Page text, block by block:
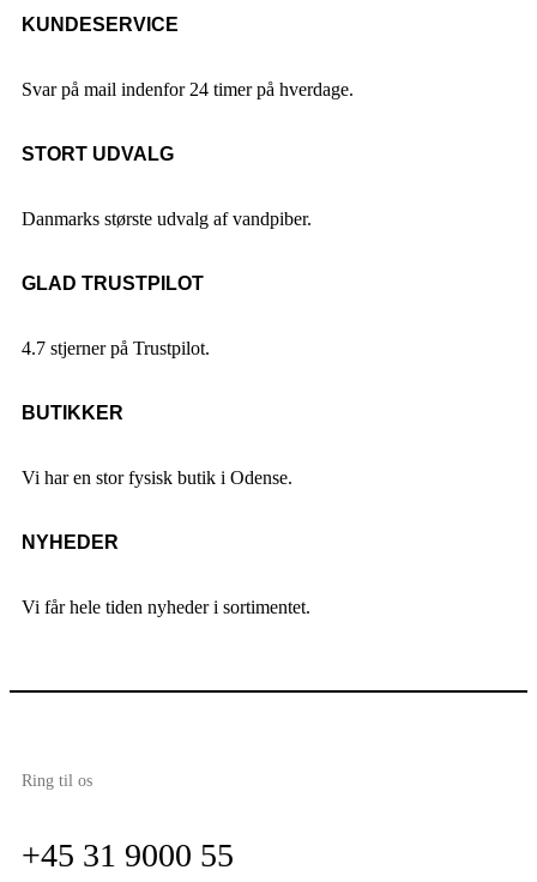
KUNDESERVICE
Svar på mail indenfor 24 timer på hverdage.
STORT UDVALG
Danmarks største udvalg af vandpiber.
GLAD TRUSTPILOT
4.7 stjerner på Trustpilot.
BUTIKKER
Vi har en stor fysisk butik i Odense.
NYHEDER
Vi får hele tiden nyheder i sortimentet.
Ring til os
+45 31 9000 55